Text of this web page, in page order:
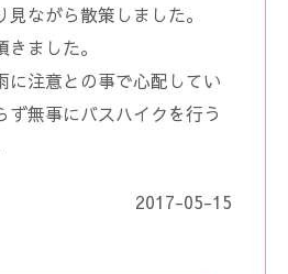
ながら散策しました。
ました。
に注意との事で心配してい
ず無事にバスハイクを行う
2017-05-15